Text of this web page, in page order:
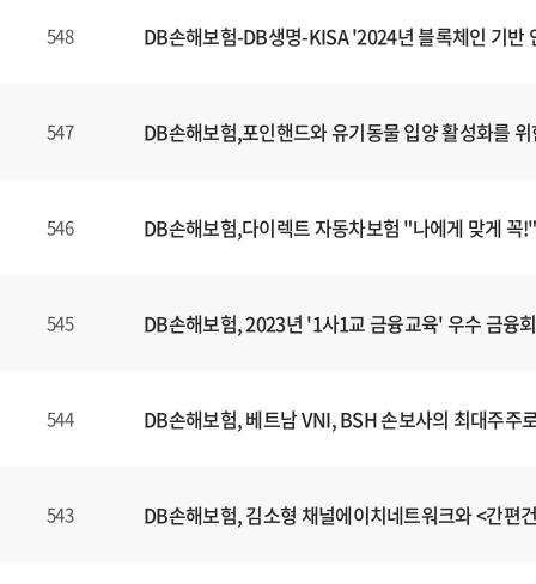
548 DB손해보험-DB생명-KISA '2024년 블록체인 기반
547 DB손해보험,포인핸드와 유기동물 입양 활성화를
546 DB손해보험,다이렉트 자동차보험 "나에게 맞게 꼭
545 DB손해보험, 2023년 '1사1교 금융교육' 우수 금융
544 DB손해보험, 베트남 VNI, BSH 손보사의 최대주주
543 DB손해보험, 김소형 채널에이치네트워크와 <간편